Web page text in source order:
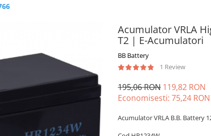
Acumulator VRLA
T2 | E-Acumulatori
BB Battery
1 Review
195,06 RON 119,82 RON
Economisesti: 75,24 RON
Acumulator VRLA B.B. Battery